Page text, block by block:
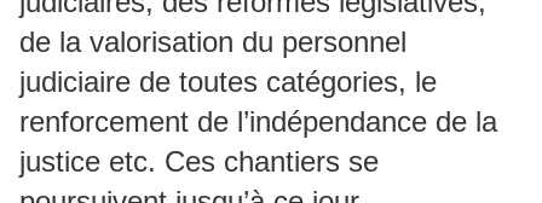
de la valorisation du personnel
judiciaire de toutes catégories, le
renforcement de l’indépendance de la
justice etc. Ces chantiers se